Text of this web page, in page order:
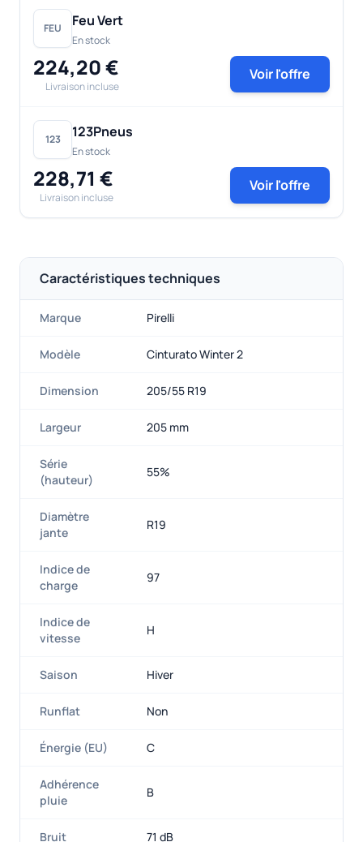
FEU Feu Vert
En stock
224,20 €
Livraison incluse
Voir l'offre
123 123Pneus
En stock
228,71 €
Livraison incluse
Voir l'offre
Caractéristiques techniques
Marque Pirelli
Modèle Cinturato Winter 2
Dimension 205/55 R19
Largeur 205 mm
Série
(hauteur)
55%
Diamètre
jante
R19
Indice de
charge
97
Indice de
vitesse
H
Saison Hiver
Runflat Non
Énergie (EU) C
Adhérence
pluie
B
Bruit 71 dB